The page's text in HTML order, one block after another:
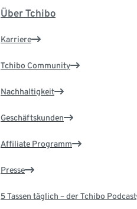
Über Tchibo
Karriere
Tchibo Community
Nachhaltigkeit
Geschäftskunden
Affiliate Programm
Presse
5 Tassen täglich – der Tchibo Podcast